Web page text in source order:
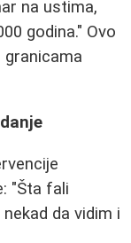
na ustima,
godina." Ovo
"Šta fali
da vidim i